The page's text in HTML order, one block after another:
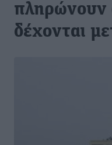
πληρώνουν
δέχονται